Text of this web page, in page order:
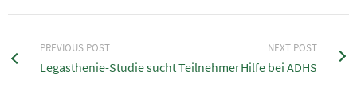
PREVIOUS POST
Legasthenie-Studie sucht Teilnehmer
NEXT POST
Hilfe bei ADHS